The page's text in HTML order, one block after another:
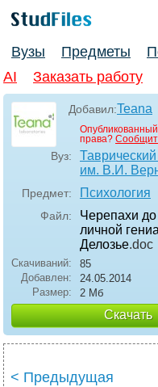
Вузы Предметы
AI
Заказать работу
Добавил:Teana
права?
Вуз:
им. В.И.
Предмет: Психология
Файл:
Черепахи
личной
Делозье.doc
Скачиваний:
85
Добавлен:
24.05.2014
Размер:
2 Мб
Скачать
< Предыдущая